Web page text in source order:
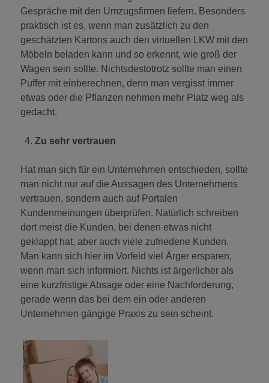
Gespräche mit den Umzugsfirmen liefern. Besonders
praktisch ist es, wenn man zusätzlich zu den
geschätzten Kartons auch den virtuellen LKW mit den
Möbeln beladen kann und so erkennt, wie groß der
Wagen sein sollte. Nichtsdestotrotz sollte man einen
Puffer mit einberechnen, denn man vergisst immer
etwas oder die Pflanzen nehmen mehr Platz weg als
gedacht.
Zu sehr vertrauen
Hat man sich für ein Unternehmen entschieden, sollte
man nicht nur auf die Aussagen des Unternehmens
vertrauen, sondern auch auf Portalen
Kundenmeinungen überprüfen. Natürlich schreiben
dort meist die Kunden, bei denen etwas nicht
geklappt hat, aber auch viele zufriedene Kunden.
Man kann sich hier im Vorfeld viel Ärger ersparen,
wenn man sich informiert. Nichts ist ärgerlicher als
eine kurzfristige Absage oder eine Nachforderung,
gerade wenn das bei dem ein oder anderen
Unternehmen gängige Praxis zu sein scheint.